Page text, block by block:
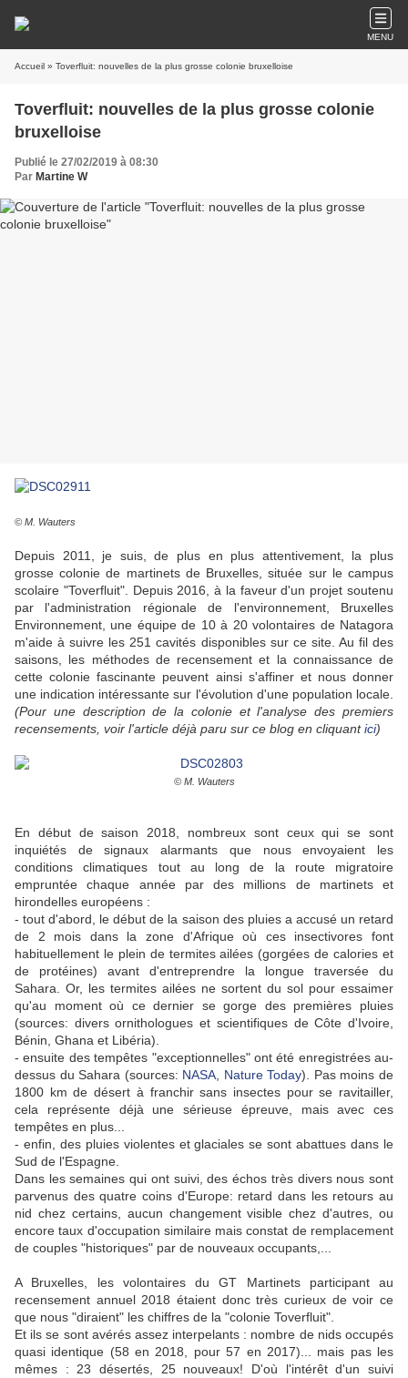
MENU
Accueil » Toverfluit: nouvelles de la plus grosse colonie bruxelloise
Toverfluit: nouvelles de la plus grosse colonie
bruxelloise
Publié le 27/02/2019 à 08:30
Par Martine W
© M. Wauters
Depuis 2011, je suis, de plus en plus attentivement, la plus
grosse colonie de martinets de Bruxelles, située sur le campus
scolaire "Toverfluit". Depuis 2016, à la faveur d'un projet soutenu
par l'administration régionale de l'environnement, Bruxelles
Environnement, une équipe de 10 à 20 volontaires de Natagora
m'aide à suivre les 251 cavités disponibles sur ce site. Au fil des
saisons, les méthodes de recensement et la connaissance de
cette colonie fascinante peuvent ainsi s'affiner et nous donner
une indication intéressante sur l'évolution d'une population locale.
(Pour une description de la colonie et l'analyse des premiers
recensements, voir l'article déjà paru sur ce blog en cliquantici)
© M. Wauters
En début de saison 2018, nombreux sont ceux qui se sont
inquiétés de signaux alarmants que nous envoyaient les
conditions climatiques tout au long de la route migratoire
empruntée chaque année par des millions de martinets et
hirondelles européens :
- tout d'abord, le début de la saison des pluies a accusé un retard
de 2 mois dans la zone d'Afrique où ces insectivores font
habituellement le plein de termites ailées (gorgées de calories et
de protéines) avant d'entreprendre la longue traversée du
Sahara. Or, les termites ailées ne sortent du sol pour essaimer
qu'au moment où ce dernier se gorge des premières pluies
(sources: divers ornithologues et scientifiques de Côte d'Ivoire,
Bénin, Ghana et Libéria).
- ensuite des tempêtes "exceptionnelles" ont été enregistrées au-
dessus du Sahara (sources: NASA Nature Today). Pas moins de
1800 km de désert à franchir sans insectes pour se ravitailler,
cela représente déjà une sérieuse épreuve, mais avec ces
tempêtes en plus...
- enfin, des pluies violentes et glaciales se sont abattues dans le
Sud de l'Espagne.
Dans les semaines qui ont suivi, des échos très divers nous sont
parvenus des quatre coins d'Europe: retard dans les retours au
nid chez certains, aucun changement visible chez d'autres, ou
encore taux d'occupation similaire mais constat de remplacement
de couples "historiques" par de nouveaux occupants,...
A Bruxelles, les volontaires du GT Martinets participant au
recensement annuel 2018 étaient donc très curieux de voir ce
que nous "diraient" les chiffres de la "colonie Toverfluit".
Et ils se sont avérés assez interpelants : nombre de nids occupés
quasi identique (58 en 2018, pour 57 en 2017)... mais pas les
mêmes : 23 désertés, 25 nouveaux! D'où l'intérêt d'un suivi